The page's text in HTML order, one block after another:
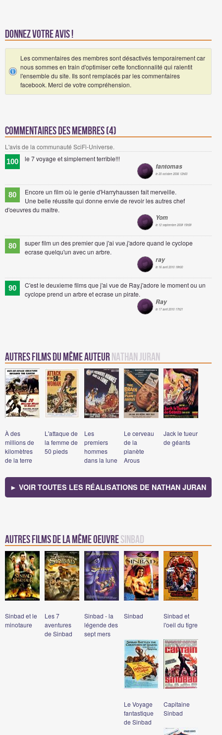
Donnez votre avis !
Les commentaires des membres sont désactivés temporairement car
nous sommes en train d'optimiser cette fonctionnalité qui ralentit
l'ensemble du site. Ils sont remplacés par les commentaires
facebook. Merci de votre compréhension.
Commentaires des membres (4)
L'avis de la communauté SciFi-Universe.
100
le 7 voyage et simplement terrible!!!
fantomas
le 20 octobre 2006 12h00
80
Encore un film où le genie d'Harryhaussen fait merveille.
Une belle réussite qui donne envie de revoir les autres chef
d'oeuvres du maitre.
Yom
le 12 septembre 2008 15h58
80
super film un des premier que j'ai vue.j'adore quand le cyclope
ecrase quelqu'un avec un arbre.
ray
le 16 avril 2010 18h00
90
C'est le deuxieme films que j'ai vue de Ray.j'adore le moment ou un
cyclope prend un arbre et ecrase un pirate.
Ray
le 17 avril 2010 17h21
Autres Films du même auteur Nathan Juran
À des
millions de
kilomètres
de la terre
L'attaque de
la femme de
50 pieds
Les
premiers
hommes
dans la lune
Le cerveau
de la
planète
Arous
Jack le tueur
de géants
► VOIR TOUTES LES RÉALISATIONS DE NATHAN JURAN
Autres films de la même oeuvreSinbad
Sinbad et le
minotaure
Les 7
aventures
de Sinbad
Sinbad - la
légende des
sept mers
Sinbad
Sinbad et
l'oeil du tigre
Le Voyage
fantastique
de Sinbad
Capitaine
Sinbad